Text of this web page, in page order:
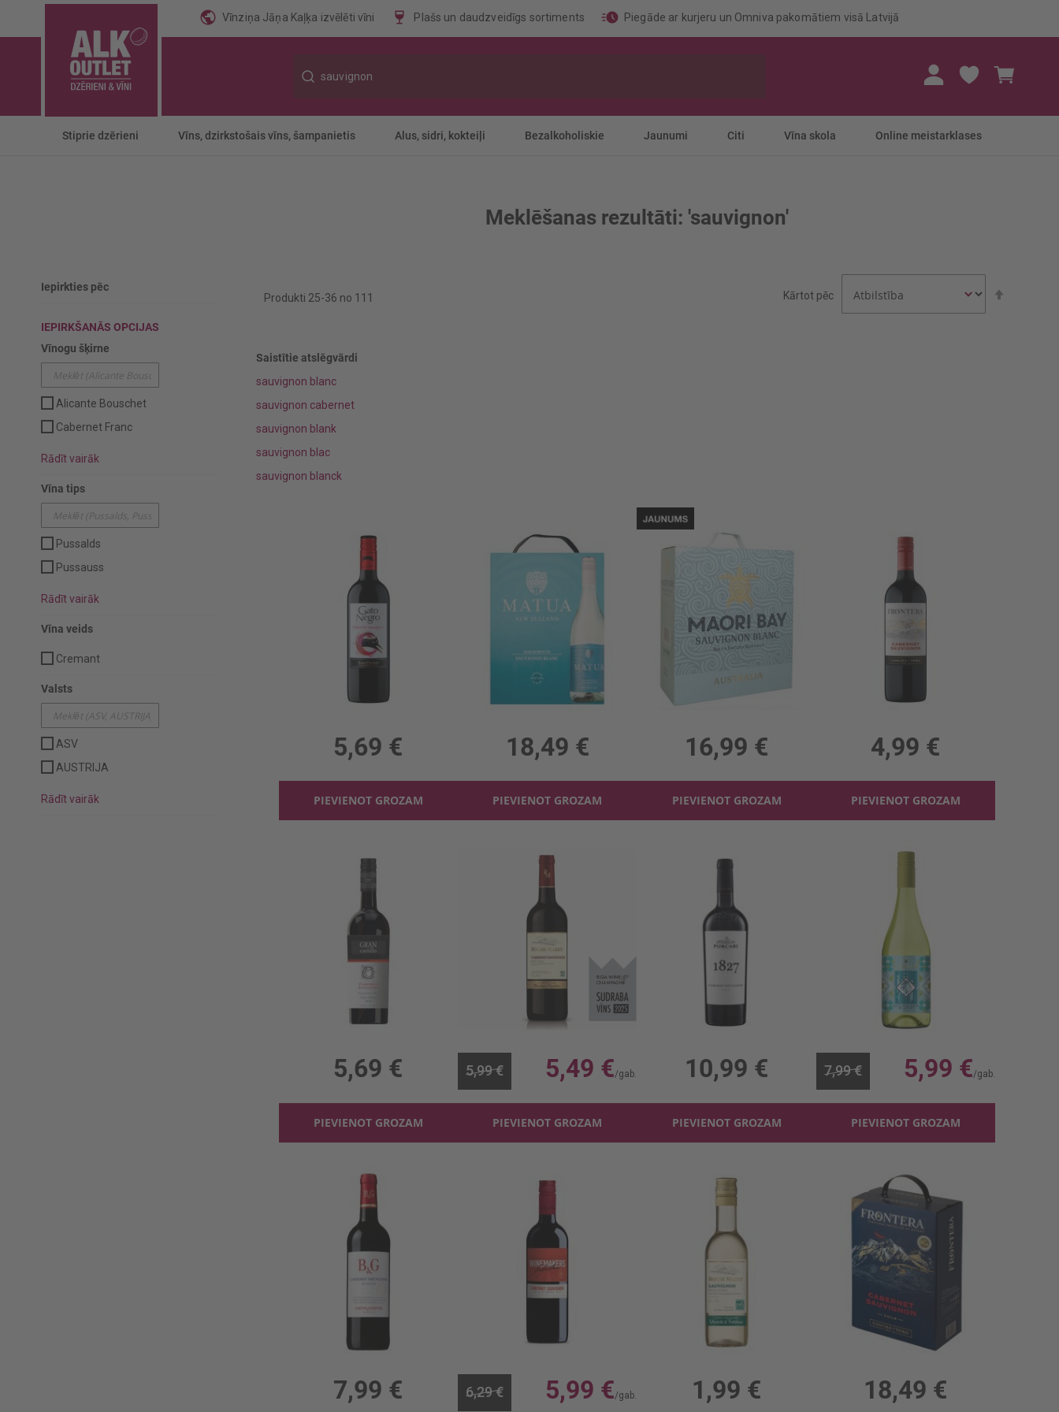
Vīnziņa Jāņa Kaļķa izvēlēti vīni Plašs un daudzveidīgs sortiments Piegāde ar kurjeru un Omniva pakomātiem visā Latvijā
Stiprie dzērieni Vīns, dzirkstošais vīns, šampanietis Alus, sidri, kokteiļi Bezalkoholiskie Jaunumi Citi Vīna skola Online meistarklases
Meklēšanas rezultāti: 'sauvignon'
Produkti 25-36 no 111 Kārtot pēc
Saistītie atslēgvārdi
sauvignon blanc
sauvignon cabernet
sauvignon blank
sauvignon blac
sauvignon blanck
5,69 €
PIEVIENOT GROZAM
18,49 €
PIEVIENOT GROZAM
16,99 €
PIEVIENOT GROZAM
4,99 €
PIEVIENOT GROZAM
5,69 €
PIEVIENOT GROZAM
5,99 € 5,49 €
PIEVIENOT GROZAM
10,99 €
PIEVIENOT GROZAM
7,99 € 5,99 €
PIEVIENOT GROZAM
7,99 € 6,29 € 5,99 € 1,99 € 18,49 €
Iepirkties pēc
IEPIRKŠANĀS OPCIJAS
Vīnogu šķirne
Alicante Bouschet
Cabernet Franc
Rādīt vairāk
Vīna tips
Pussalds
Pussauss
Rādīt vairāk
Vīna veids
Cremant
Valsts
ASV
AUSTRIJA
Rādīt vairāk